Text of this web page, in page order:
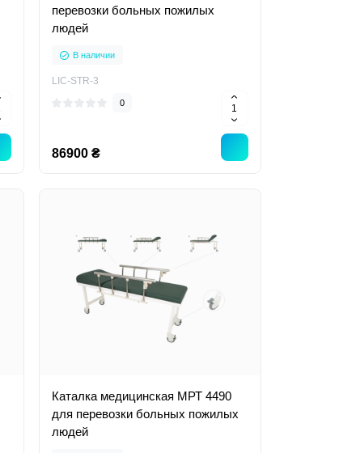
перевозки больных пожилых
людей
В наличии
LIC-STR-3
0
86900 ₴
Каталка медицинская МРТ 4490
для перевозки больных пожилых
людей